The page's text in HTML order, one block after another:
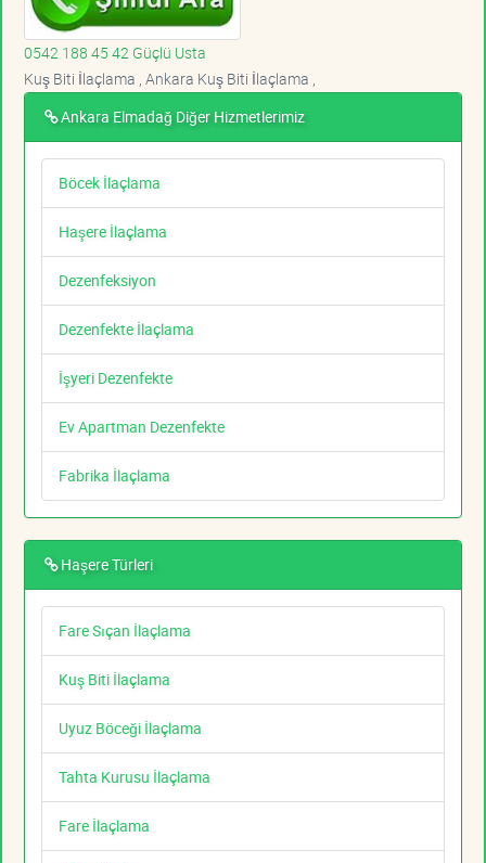
0542 188 45 42 Güçlü Usta
Kuş Biti İlaçlama , Ankara Kuş Biti İlaçlama ,
Ankara Elmadağ Diğer Hizmetlerimiz
Böcek İlaçlama
Haşere İlaçlama
Dezenfeksiyon
Dezenfekte İlaçlama
İşyeri Dezenfekte
Ev Apartman Dezenfekte
Fabrika İlaçlama
Haşere Türleri
Fare Sıçan İlaçlama
Kuş Biti İlaçlama
Uyuz Böceği İlaçlama
Tahta Kurusu İlaçlama
Fare İlaçlama